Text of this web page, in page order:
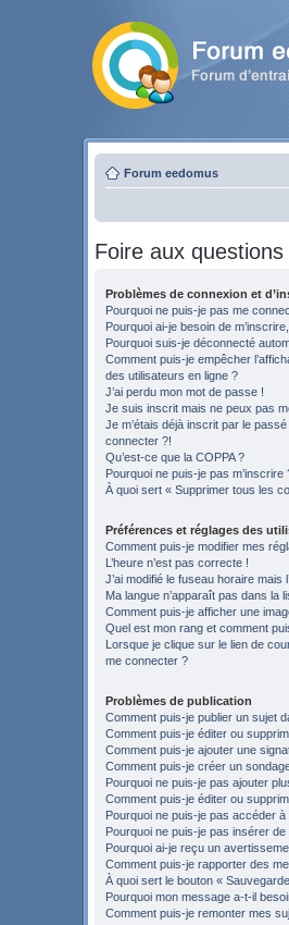
Forum eedomus
Foire aux questions
Problèmes de connexion et
Pourquoi ne puis-je pas me
Pourquoi ai-je besoin de
Pourquoi suis-je déconnecté
Comment puis-je empêcher
des utilisateurs en ligne ?
J’ai perdu mon mot de passe !
Je suis inscrit mais ne peux pas
Je m’étais déjà inscrit par le
connecter ?!
Qu’est-ce que la COPPA ?
Pourquoi ne puis-je pas m’inscrire
À quoi sert « Supprimer tous les
Préférences et réglages des
Comment puis-je modifier mes
L’heure n’est pas correcte !
J’ai modifié le fuseau horaire mais
Ma langue n’apparaît pas dans la
Comment puis-je afficher une
Quel est mon rang et comment
Lorsque je clique sur le lien de
me connecter ?
Problèmes de publication
Comment puis-je publier un sujet
Comment puis-je éditer ou
Comment puis-je ajouter une
Comment puis-je créer un
Pourquoi ne puis-je pas ajouter
Comment puis-je éditer ou
Pourquoi ne puis-je pas accéder à
Pourquoi ne puis-je pas insérer
Pourquoi ai-je reçu un
Comment puis-je rapporter des
À quoi sert le bouton «
Pourquoi mon message a-t-il
Comment puis-je remonter mes